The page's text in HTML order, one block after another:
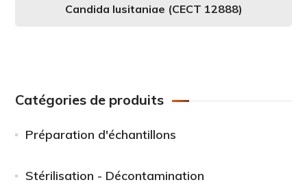
Candida lusitaniae (CECT 12888)
Catégories de produits
Préparation d'échantillons
Stérilisation - Décontamination